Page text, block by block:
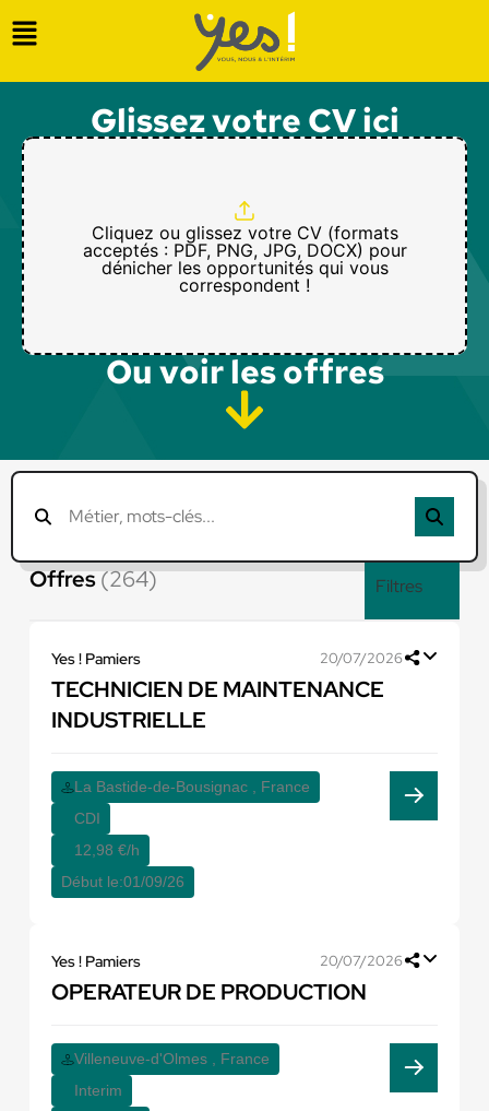
Glissez votre CV ici
Cliquez ou glissez votre CV (formats
acceptés : PDF, PNG, JPG, DOCX) pour
dénicher les opportunités qui vous
correspondent !
Ou voir les offres​
Offres(264) Filtres
Yes ! Pamiers 20/07/2026
TECHNICIEN DE MAINTENANCE
INDUSTRIELLE
La Bastide-de-Bousignac , France
CDI
12,98 €/h
Début le:01/09/26
Yes ! Pamiers 20/07/2026
OPERATEUR DE PRODUCTION
Villeneuve-d'Olmes , France
Interim